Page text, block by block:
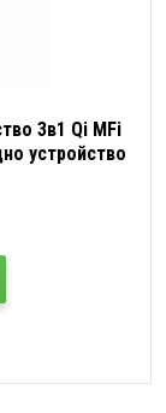
3в1 Qi MFi
устройство